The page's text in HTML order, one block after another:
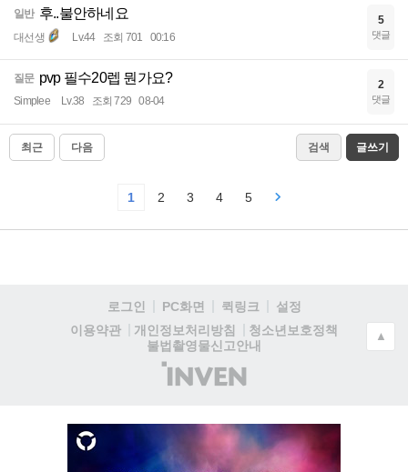
일반 후..불안하네요
대선생 Lv.44 조회 701 00:16
5
댓글
질문 pvp 필수20렙 뭔가요?
Simplee Lv.38 조회 729 08-04
2
댓글
최근 다음 검색 글쓰기
1 2 3 4 5
로그인 PC화면 퀵링크
설정
이용약관
개인정보처리방침
청소년보호정책
불법촬영물신고안내
(주)
인
▲